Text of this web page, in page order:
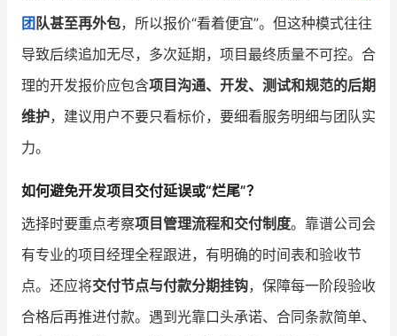
团 队甚至再外包，所以报价“看着便宜”。但这种模式往往
导致后续追加无尽，多次延期，项目最终质量不可控。合
理的开发报价应包含项目沟通、开发、测试和规范的后期
维护，建议用户不要只看标价，要细看服务明细与团队实
力。
如何避免开发项目交付延误或“烂尾”？
选择时要重点考察项目管理流程和交付制度。靠谱公司会
有专业的项目经理全程跟进，有明确的时间表和验收节
点。还应将交付节点与付款分期挂钩，保障每一阶段验收
合格后再推进付款。遇到光靠口头承诺、合同条款简单、